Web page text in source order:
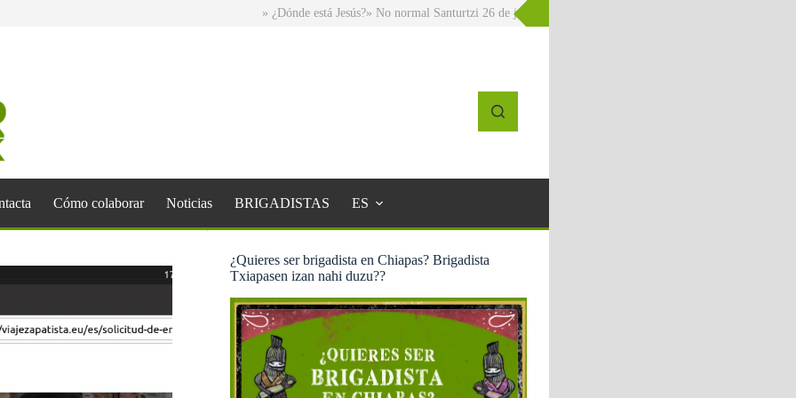
» ¿Dónde está Jesús? » No normal Santurtzi 26 de junio La Kelo Gaztetxea
Cómo colaborar Noticias BRIGADISTAS ES
¿Quieres ser brigadista en Chiapas? Brigadista
Txiapasen izan nahi duzu??